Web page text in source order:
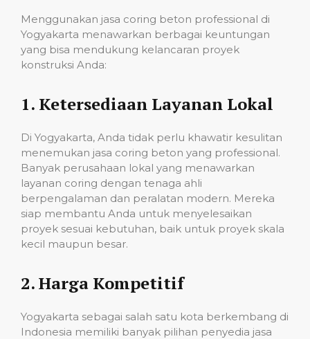
Menggunakan jasa coring beton professional di
Yogyakarta menawarkan berbagai keuntungan
yang bisa mendukung kelancaran proyek
konstruksi Anda:
1. Ketersediaan Layanan Lokal
Di Yogyakarta, Anda tidak perlu khawatir kesulitan
menemukan jasa coring beton yang professional.
Banyak perusahaan lokal yang menawarkan
layanan coring dengan tenaga ahli
berpengalaman dan peralatan modern. Mereka
siap membantu Anda untuk menyelesaikan
proyek sesuai kebutuhan, baik untuk proyek skala
kecil maupun besar.
2.Harga Kompetitif
Yogyakarta sebagai salah satu kota berkembang di
Indonesia memiliki banyak pilihan penyedia jasa